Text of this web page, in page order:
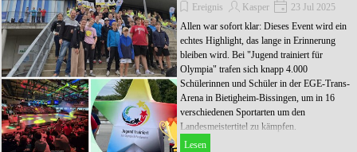
Ereignis Kasper
23 Jul 2025
Allen war sofort klar: Dieses Event wird ein
echtes Highlight, das lange in Erinnerung
bleiben wird. Bei "Jugend trainiert für
Olympia" trafen sich knapp 4.000
Schülerinnen und Schüler in der EGE-Trans-
Arena in Bietigheim-Bissingen, um in 16
verschiedenen Sportarten um den
Landesmeistertitel zu kämpfen.
Lesen